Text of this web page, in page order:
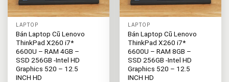
LAPTOP
Bán Laptop Cũ Lenovo
ThinkPad X260 i7*
6600U – RAM 4GB –
SSD 256GB -Intel HD
Graphics 520 – 12.5
INCH HD
LAPTOP
Bán Laptop Cũ Lenovo
ThinkPad X260 i7*
6600U – RAM 8GB –
SSD 256GB -Intel HD
Graphics 520 – 12.5
INCH HD